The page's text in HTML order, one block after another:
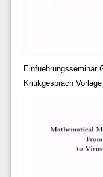
Einfuehrungsseminar
Kritikgesprach